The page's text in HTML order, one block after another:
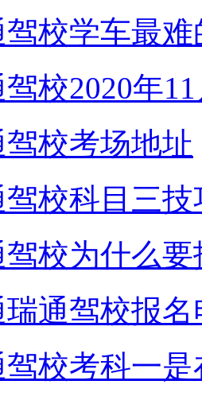
校学车最
校2020年
校考场地址
校科目三技
校为什么
通驾校报名
校考科一是